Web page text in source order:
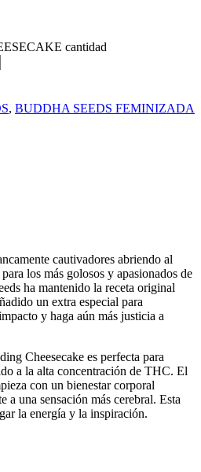
cantidad
, BUDDHA SEEDS FEMINIZADA
cautivadores abriendo al
los más golosos y apasionados de
ha mantenido la receta original
un extra especial para
y haga aún más justicia a
Cheesecake es perfecta para
a la alta concentración de THC. El
con un bienestar corporal
a una sensación más cerebral. Esta
la energía y la inspiración.